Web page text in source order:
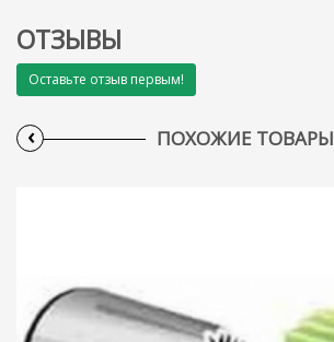
ОТЗЫВЫ
Оставьте отзыв первым!
ПОХОЖИЕ ТОВАРЫ
‹